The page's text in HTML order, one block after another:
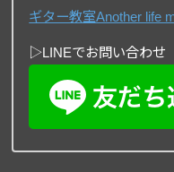
ギター教室Another life
▷LINEでお問い合わせ